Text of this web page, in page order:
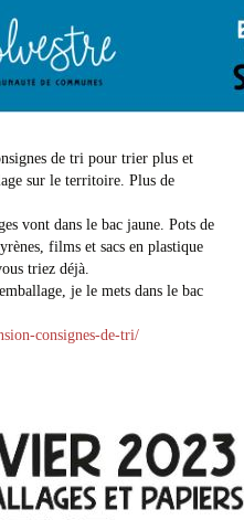
de tri pour trier plus et
sur le territoire. Plus de
vont dans le bac jaune. Pots de
films et sacs en plastique
triez déjà.
je le mets dans le bac
consignes-de-tri/